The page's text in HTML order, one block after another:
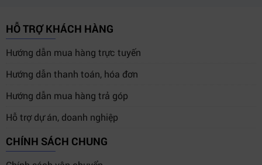
HỖ TRỢ KHÁCH HÀNG
Hướng dẫn mua hàng trực tuyến
Hướng dẫn thanh toán, hóa đơn
Hướng dẫn mua hàng trả góp
Hỗ trợ dự án, doanh nghiệp
CHÍNH SÁCH CHUNG